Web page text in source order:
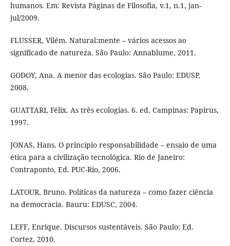
humanos. Em: Revista Páginas de Filosofia, v.1, n.1, jan-
jul/2009.
FLUSSER, Vilém. Natural:mente – vários acessos ao
significado de natureza. São Paulo: Annablume, 2011.
GODOY, Ana. A menor das ecologias. São Paulo: EDUSP,
2008.
GUATTARI, Félix. As três ecologias. 6. ed. Campinas: Papirus,
1997.
JONAS, Hans. O princípio responsabilidade – ensaio de uma
ética para a civilização tecnológica. Rio de Janeiro:
Contraponto, Ed. PUC-Rio, 2006.
LATOUR, Bruno. Políticas da natureza – como fazer ciência
na democracia. Bauru: EDUSC, 2004.
LEFF, Enrique. Discursos sustentáveis. São Paulo: Ed.
Cortez, 2010.